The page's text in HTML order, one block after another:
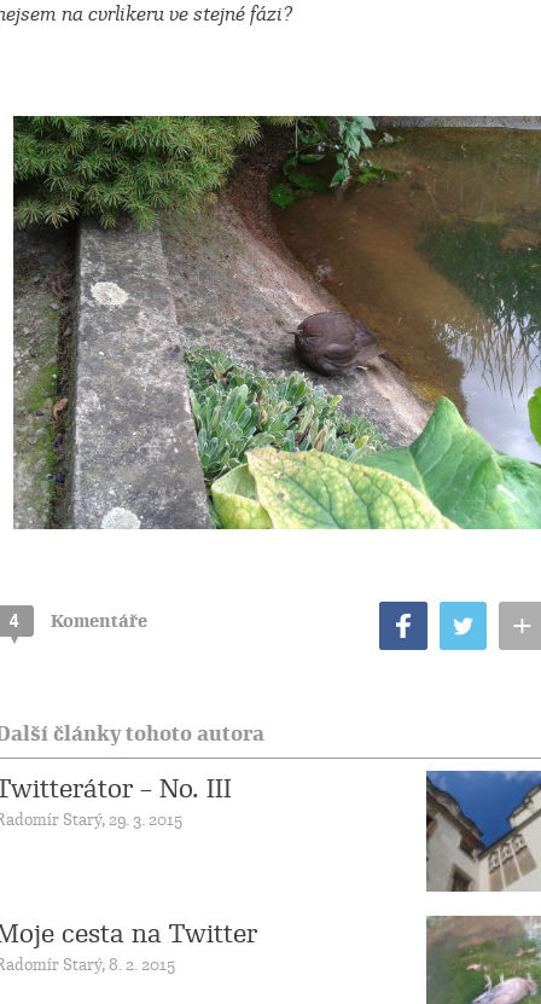
na cvrlikeru ve stejné fázi?
4 Komentáře +
články tohoto autora
– No. III
Starý, 29. 3. 2015
cesta na Twitter
Starý, 8. 2. 2015